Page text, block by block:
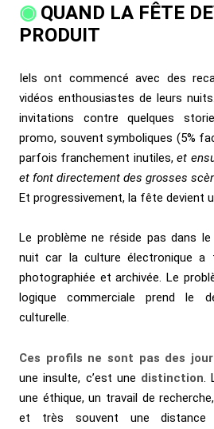
QUAND LA FÊTE
PRODUIT
Iels ont commencé avec des
vidéos enthousiastes de leurs
invitations contre quelques
promo, souvent symboliques (5%
parfois franchement inutiles,et
et font directement des grosses
Et progressivement, la fête devient
Le problème ne réside pas dans
nuit car la culture électronique a
photographiée et archivée. Le
logique commerciale prend le
culturelle.
Ces profils ne sont pas des
une insulte, c’est une distinction.
une éthique, un travail de
et très souvent une distance